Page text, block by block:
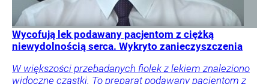
Wycofują lek podawany pacjentom z ciężką
niewydolnością serca. Wykryto zanieczyszczenia
W większości przebadanych fiolek z lekiem znaleziono
widoczne cząstki. To preparat podawany pacjentom z